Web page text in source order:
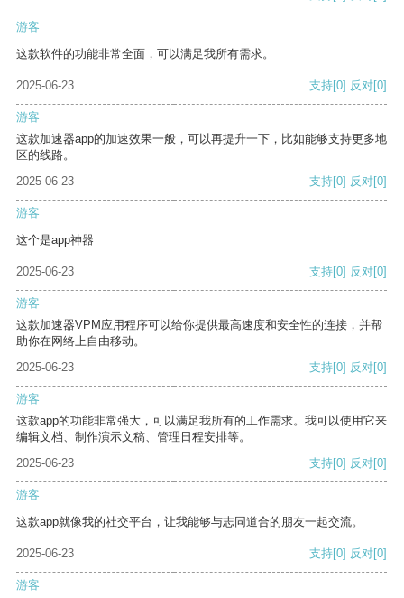
游客
这款软件的功能非常全面，可以满足我所有需求。
2025-06-23 支持[0] 反对[0]
游客
这款加速器app的加速效果一般，可以再提升一下，比如能够支持更多地
区的线路。
2025-06-23
支持[0] 反对[0]
游客
这个是app神器
2025-06-23 支持[0] 反对[0]
游客
这款加速器VPM应用程序可以给你提供最高速度和安全性的连接，并帮
助你在网络上自由移动。
2025-06-23
支持[0] 反对[0]
游客
这款app的功能非常强大，可以满足我所有的工作需求。我可以使用它来
编辑文档、制作演示文稿、管理日程安排等。
2025-06-23
支持[0] 反对[0]
游客
这款app就像我的社交平台，让我能够与志同道合的朋友一起交流。
2025-06-23 支持[0] 反对[0]
游客